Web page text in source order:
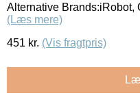
Alternative Brands:iRobot,
(Læs mere)
451 kr. (Vis fragtpris)